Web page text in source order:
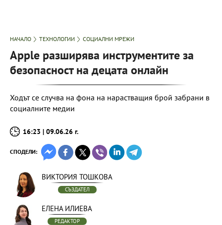
НАЧАЛО ТЕХНОЛОГИИ СОЦИАЛНИ МРЕЖИ
Apple разширява инструментите за
безопасност на децата онлайн
Ходът се случва на фона на нарастващия брой забрани в
социалните медии
16:23 | 09.06.26 г.
СПОДЕЛИ:
ВИКТОРИЯ ТОШКОВА
СЪЗДАТЕЛ
ЕЛЕНА ИЛИЕВА
РЕДАКТОР